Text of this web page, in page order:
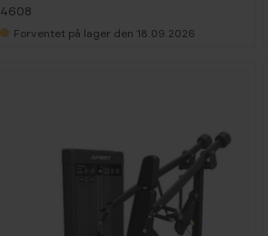
4608
Forventet på lager den 18.09.2026